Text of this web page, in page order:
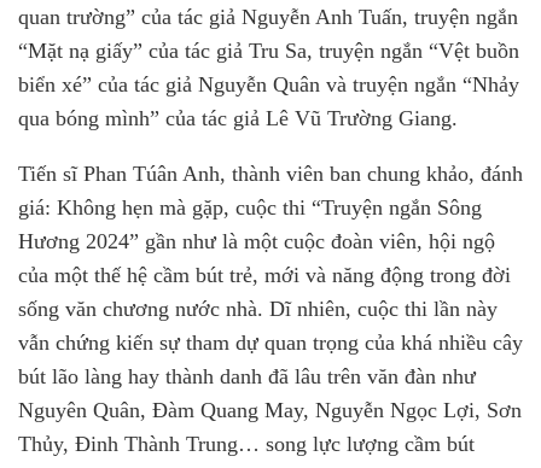
quan trường” của tác giả Nguyễn Anh Tuấn, truyện ngắn
“Mặt nạ giấy” của tác giả Tru Sa, truyện ngắn “Vệt buồn
biển xé” của tác giả Nguyễn Quân và truyện ngắn “Nhảy
qua bóng mình” của tác giả Lê Vũ Trường Giang.
Tiến sĩ Phan Túân Anh, thành viên ban chung khảo, đánh
giá: Không hẹn mà gặp, cuộc thi “Truyện ngắn Sông
Hương 2024” gần như là một cuộc đoàn viên, hội ngộ
của một thế hệ cầm bút trẻ, mới và năng động trong đời
sống văn chương nước nhà. Dĩ nhiên, cuộc thi lần này
vẫn chứng kiến sự tham dự quan trọng của khá nhiều cây
bút lão làng hay thành danh đã lâu trên văn đàn như
Nguyên Quân, Đàm Quang May, Nguyễn Ngọc Lợi, Sơn
Thủy, Đinh Thành Trung… song lực lượng cầm bút